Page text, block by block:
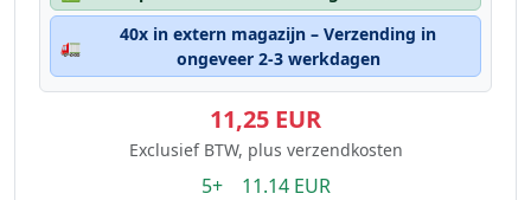
🚛
40x in extern magazijn – Verzending in
ongeveer 2-3 werkdagen
11,25 EUR
Exclusief BTW, plus verzendkosten
5+ 11.14 EUR